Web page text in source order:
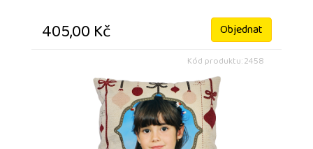
405,00 Kč Objednat
Kód produktu: 2458